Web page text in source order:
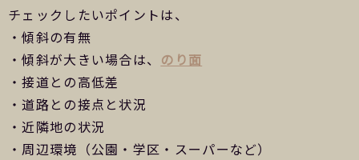
チェックしたいポイントは、
・傾斜の有無
・傾斜が大きい場合は、 のり面
・接道との高低差
・道路との接点と状況
・近隣地の状況
・周辺環境（公園・学区・スーパーなど）